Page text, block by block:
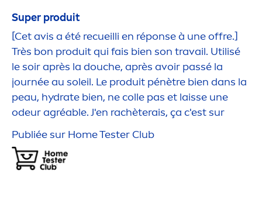
Super produit
[Cet avis a été recueilli en réponse à une offre.]
Très bon produit qui fais bien son travail. Utilisé
le soir après la douche, après avoir passé la
journée au soleil. Le produit pénètre bien dans la
peau, hydrate bien, ne colle pas et laisse une
odeur agréable. J'en rachèterais, ça c'est sur
Publiée sur Home Tester Club